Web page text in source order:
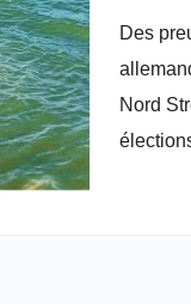
sont
Des
Nord